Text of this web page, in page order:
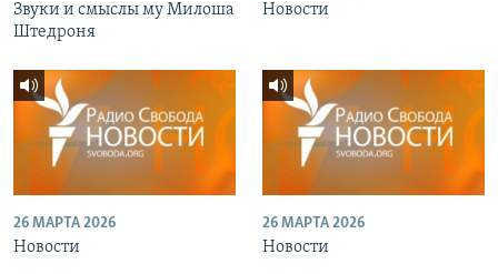
Звуки и смыслы му Милоша
Штедроня
Новости
26 МАРТА 2026
Новости
26 МАРТА 2026
Новости